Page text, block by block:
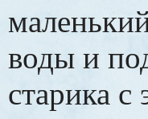
воды и
старика с